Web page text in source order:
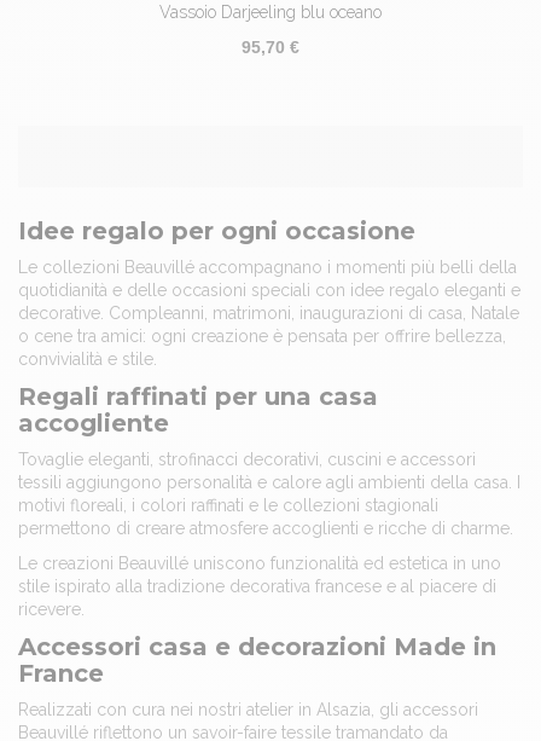
Vassoio Darjeeling blu oceano
95,70 €
Idee regalo per ogni occasione
Le collezioni Beauvillé accompagnano i momenti più belli della
quotidianità e delle occasioni speciali con idee regalo eleganti e
decorative. Compleanni, matrimoni, inaugurazioni di casa, Natale
o cene tra amici: ogni creazione è pensata per offrire bellezza,
convivialità e stile.
Regali raffinati per una casa
accogliente
Tovaglie eleganti, strofinacci decorativi, cuscini e accessori
tessili aggiungono personalità e calore agli ambienti della casa. I
motivi floreali, i colori raffinati e le collezioni stagionali
permettono di creare atmosfere accoglienti e ricche di charme.
Le creazioni Beauvillé uniscono funzionalità ed estetica in uno
stile ispirato alla tradizione decorativa francese e al piacere di
ricevere.
Accessori casa e decorazioni Made in
France
Realizzati con cura nei nostri atelier in Alsazia, gli accessori
Beauvillé riflettono un savoir-faire tessile tramandato da